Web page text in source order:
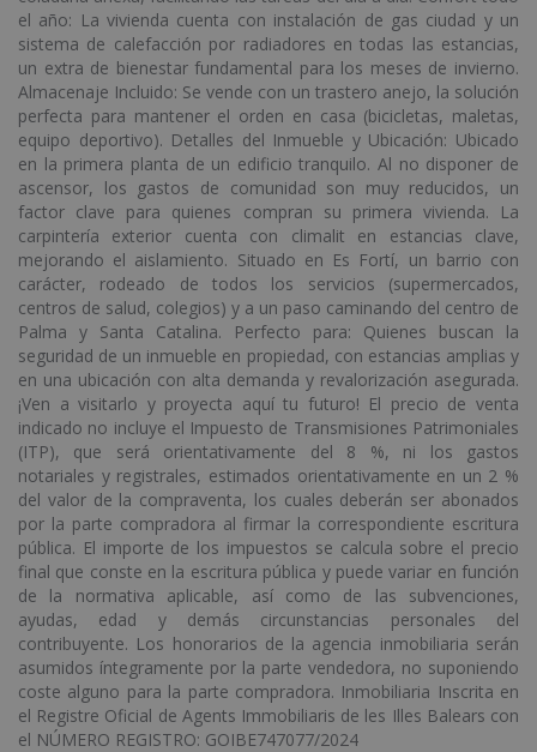
el año: La vivienda cuenta con instalación de gas ciudad y un
sistema de calefacción por radiadores en todas las estancias,
un extra de bienestar fundamental para los meses de invierno.
Almacenaje Incluido: Se vende con un trastero anejo, la solución
perfecta para mantener el orden en casa (bicicletas, maletas,
equipo deportivo). Detalles del Inmueble y Ubicación: Ubicado
en la primera planta de un edificio tranquilo. Al no disponer de
ascensor, los gastos de comunidad son muy reducidos, un
factor clave para quienes compran su primera vivienda. La
carpintería exterior cuenta con climalit en estancias clave,
mejorando el aislamiento. Situado en Es Fortí, un barrio con
carácter, rodeado de todos los servicios (supermercados,
centros de salud, colegios) y a un paso caminando del centro de
Palma y Santa Catalina. Perfecto para: Quienes buscan la
seguridad de un inmueble en propiedad, con estancias amplias y
en una ubicación con alta demanda y revalorización asegurada.
¡Ven a visitarlo y proyecta aquí tu futuro! El precio de venta
indicado no incluye el Impuesto de Transmisiones Patrimoniales
(ITP), que será orientativamente del 8 %, ni los gastos
notariales y registrales, estimados orientativamente en un 2 %
del valor de la compraventa, los cuales deberán ser abonados
por la parte compradora al firmar la correspondiente escritura
pública. El importe de los impuestos se calcula sobre el precio
final que conste en la escritura pública y puede variar en función
de la normativa aplicable, así como de las subvenciones,
ayudas, edad y demás circunstancias personales del
contribuyente. Los honorarios de la agencia inmobiliaria serán
asumidos íntegramente por la parte vendedora, no suponiendo
coste alguno para la parte compradora. Inmobiliaria Inscrita en
el Registre Oficial de Agents Immobiliaris de les Illes Balears con
el NÚMERO REGISTRO: GOIBE747077/2024